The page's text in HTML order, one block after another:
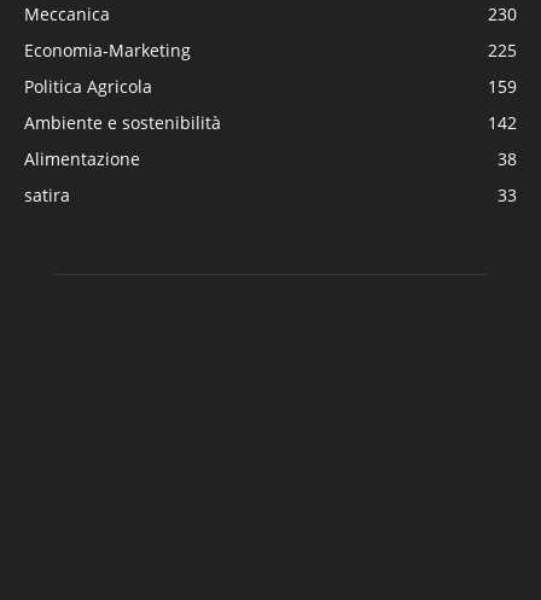
Meccanica
230
Economia-Marketing
225
Politica Agricola
159
Ambiente e sostenibilità
142
Alimentazione
38
satira
33